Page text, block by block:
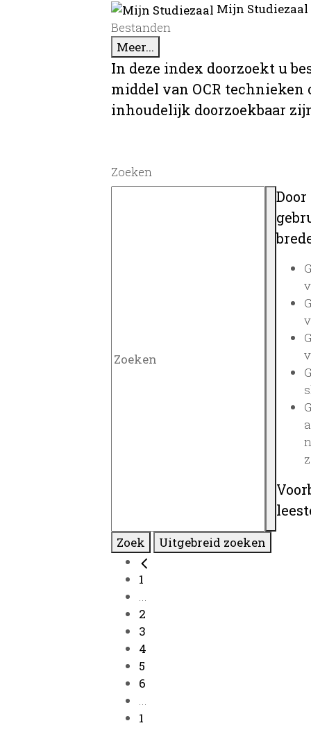
Mijn
Bestanden
Meer...
In deze index doorzoekt u
middel van OCR
inhoudelijk doorzoekbaar
Zoeken
Zoek Uitgebreid zoeken
1
...
2
3
4
5
6
...
1